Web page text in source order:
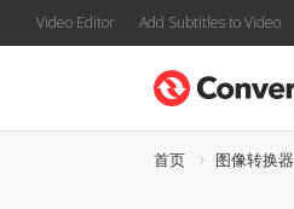
Video Editor Add Subtitles to Video
首页 图像转换器